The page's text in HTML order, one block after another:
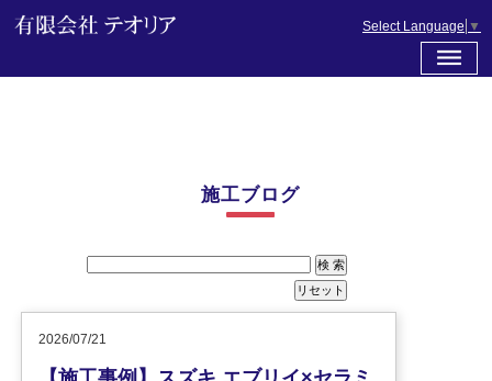
Select Language ▼
施工ブログ
2026/07/21